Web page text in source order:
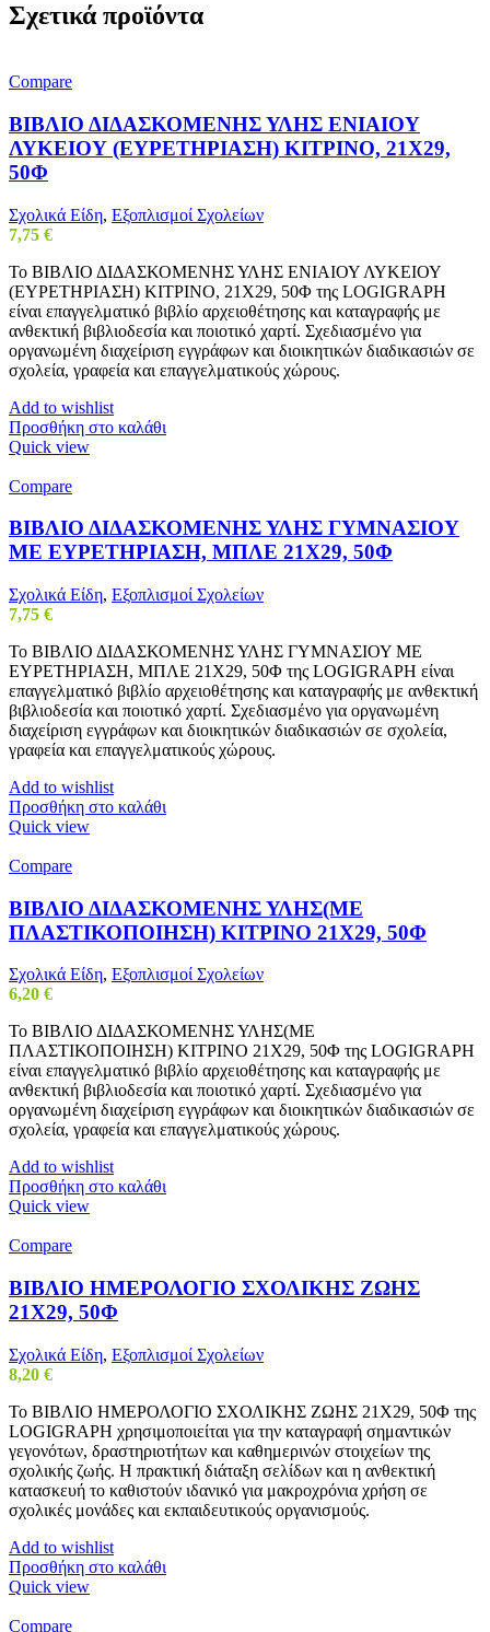
Σχετικά προϊόντα
Compare
ΒΙΒΛΙΟ ΔΙΔΑΣΚΟΜΕΝΗΣ ΥΛΗΣ ΕΝΙΑΙΟΥ
ΛΥΚΕΙΟΥ (ΕΥΡΕΤΗΡΙΑΣΗ) ΚΙΤΡΙΝΟ, 21Χ29,
50Φ
Σχολικά Είδη, Εξοπλισμοί Σχολείων
7,75 €
Το ΒΙΒΛΙΟ ΔΙΔΑΣΚΟΜΕΝΗΣ ΥΛΗΣ ΕΝΙΑΙΟΥ ΛΥΚΕΙΟΥ
(ΕΥΡΕΤΗΡΙΑΣΗ) ΚΙΤΡΙΝΟ, 21Χ29, 50Φ της LOGIGRAPH
είναι επαγγελματικό βιβλίο αρχειοθέτησης και καταγραφής με
ανθεκτική βιβλιοδεσία και ποιοτικό χαρτί. Σχεδιασμένο για
οργανωμένη διαχείριση εγγράφων και διοικητικών διαδικασιών σε
σχολεία, γραφεία και επαγγελματικούς χώρους.
Add to wishlist
Προσθήκη στο καλάθι
Quick view
Compare
ΒΙΒΛΙΟ ΔΙΔΑΣΚΟΜΕΝΗΣ ΥΛΗΣ ΓΥΜΝΑΣΙΟΥ
ΜΕ ΕΥΡΕΤΗΡΙΑΣΗ, ΜΠΛΕ 21Χ29, 50Φ
Σχολικά Είδη, Εξοπλισμοί Σχολείων
7,75 €
Το ΒΙΒΛΙΟ ΔΙΔΑΣΚΟΜΕΝΗΣ ΥΛΗΣ ΓΥΜΝΑΣΙΟΥ ΜΕ
ΕΥΡΕΤΗΡΙΑΣΗ, ΜΠΛΕ 21Χ29, 50Φ της LOGIGRAPH είναι
επαγγελματικό βιβλίο αρχειοθέτησης και καταγραφής με ανθεκτική
βιβλιοδεσία και ποιοτικό χαρτί. Σχεδιασμένο για οργανωμένη
διαχείριση εγγράφων και διοικητικών διαδικασιών σε σχολεία,
γραφεία και επαγγελματικούς χώρους.
Add to wishlist
Προσθήκη στο καλάθι
Quick view
Compare
ΒΙΒΛΙΟ ΔΙΔΑΣΚΟΜΕΝΗΣ ΥΛΗΣ(ΜΕ
ΠΛΑΣΤΙΚΟΠΟΙΗΣΗ) ΚΙΤΡΙΝΟ 21Χ29, 50Φ
Σχολικά Είδη, Εξοπλισμοί Σχολείων
6,20 €
Το ΒΙΒΛΙΟ ΔΙΔΑΣΚΟΜΕΝΗΣ ΥΛΗΣ(ΜΕ
ΠΛΑΣΤΙΚΟΠΟΙΗΣΗ) ΚΙΤΡΙΝΟ 21Χ29, 50Φ της LOGIGRAPH
είναι επαγγελματικό βιβλίο αρχειοθέτησης και καταγραφής με
ανθεκτική βιβλιοδεσία και ποιοτικό χαρτί. Σχεδιασμένο για
οργανωμένη διαχείριση εγγράφων και διοικητικών διαδικασιών σε
σχολεία, γραφεία και επαγγελματικούς χώρους.
Add to wishlist
Προσθήκη στο καλάθι
Quick view
Compare
ΒΙΒΛΙΟ ΗΜΕΡΟΛΟΓΙΟ ΣΧΟΛΙΚΗΣ ΖΩΗΣ
21Χ29, 50Φ
Σχολικά Είδη, Εξοπλισμοί Σχολείων
8,20 €
Το ΒΙΒΛΙΟ ΗΜΕΡΟΛΟΓΙΟ ΣΧΟΛΙΚΗΣ ΖΩΗΣ 21Χ29, 50Φ της
LOGIGRAPH χρησιμοποιείται για την καταγραφή σημαντικών
γεγονότων, δραστηριοτήτων και καθημερινών στοιχείων της
σχολικής ζωής. Η πρακτική διάταξη σελίδων και η ανθεκτική
κατασκευή το καθιστούν ιδανικό για μακροχρόνια χρήση σε
σχολικές μονάδες και εκπαιδευτικούς οργανισμούς.
Add to wishlist
Προσθήκη στο καλάθι
Quick view
Compare